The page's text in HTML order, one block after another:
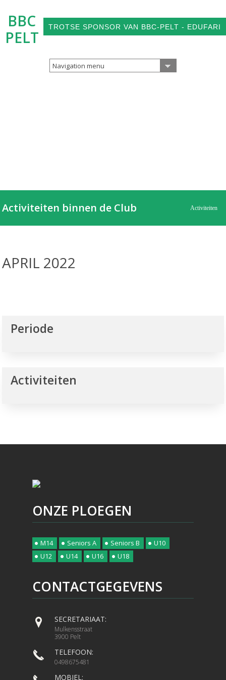
TROTSE SPONSOR VAN BBC-PELT - EDUFARI
BBC
PELT
Navigation menu
Activiteiten binnen de Club Activiteiten
APRIL 2022
Periode
Activiteiten
ONZE PLOEGEN
M14 Seniors A Seniors B
U10
U12
U14 U16 U18
CONTACTGEGEVENS
SECRETARIAAT:
Mulkensstraat
3900 Pelt
TELEFOON:
0498675481
MOBIEL: